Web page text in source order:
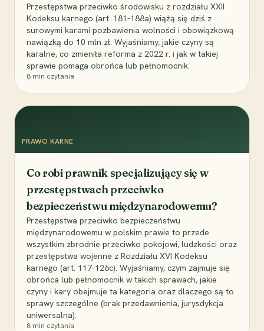
Przestępstwa przeciwko środowisku z rozdziału XXII
Kodeksu karnego (art. 181-188a) wiążą się dziś z
surowymi karami pozbawienia wolności i obowiązkową
nawiązką do 10 mln zł. Wyjaśniamy, jakie czyny są
karalne, co zmieniła reforma z 2022 r. i jak w takiej
sprawie pomaga obrońca lub pełnomocnik.
8 min czytania
PRAWO KARNE
Co robi prawnik specjalizujący się w
przestępstwach przeciwko
bezpieczeństwu międzynarodowemu?
Przestępstwa przeciwko bezpieczeństwu
międzynarodowemu w polskim prawie to przede
wszystkim zbrodnie przeciwko pokojowi, ludzkości oraz
przestępstwa wojenne z Rozdziału XVI Kodeksu
karnego (art. 117-126c). Wyjaśniamy, czym zajmuje się
obrońca lub pełnomocnik w takich sprawach, jakie
czyny i kary obejmuje ta kategoria oraz dlaczego są to
sprawy szczególne (brak przedawnienia, jurysdykcja
uniwersalna).
8 min czytania